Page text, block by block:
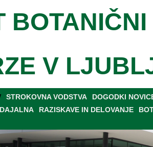
BOTANIČNI
V
STROKOVNA VODSTVA DOGODKI
RAZISKAVE IN DELOVANJE